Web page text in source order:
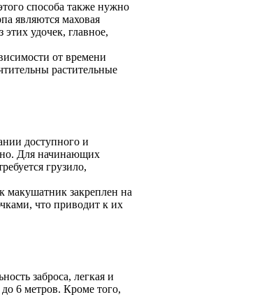
способа также нужно
являются маховая
удочек, главное,
от времени
растительные
доступного и
Для начинающих
грузило,
макушатник закреплен на
что приводит к их
заброса, легкая и
6 метров. Кроме того,